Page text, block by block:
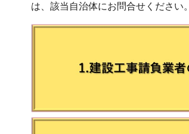
は、該当自治体にお問合せください。